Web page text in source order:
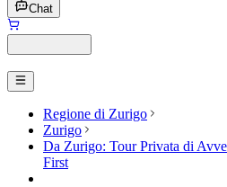
Chat
Regione di Zurigo
Zurigo
Da Zurigo: Tour Privata di
First